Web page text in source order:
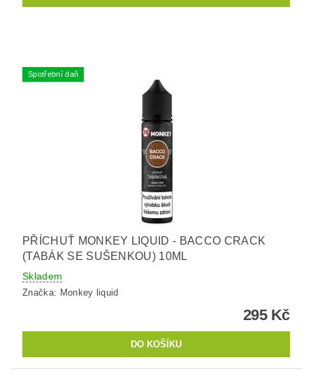
Spotřební daň
PŘÍCHUŤ MONKEY LIQUID - BACCO CRACK
(TABÁK SE SUŠENKOU) 10ML
Skladem
Značka: Monkey liquid
295 Kč